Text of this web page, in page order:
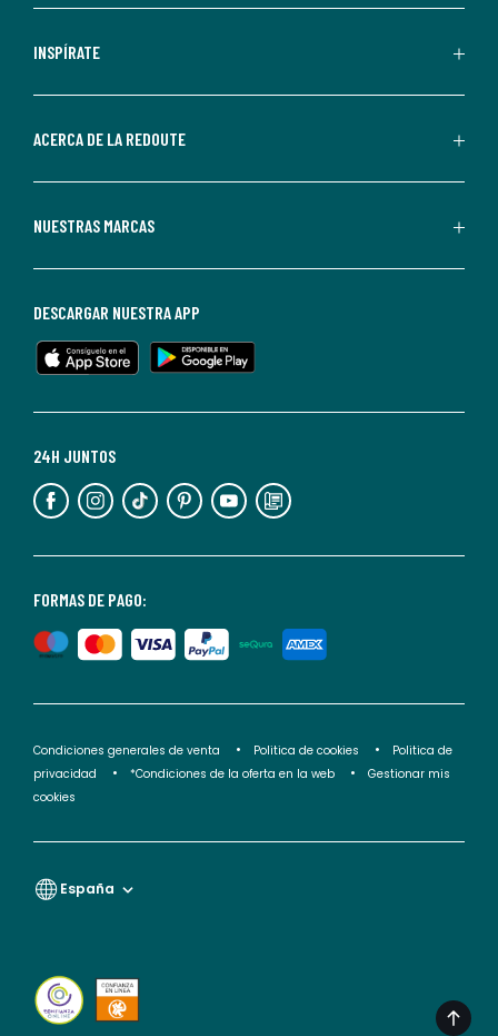
comerciales
personalizadas
parte
Redoute.
de
en
cualquier
Para
información,
puedes
nuestra
de
privacidad</2>.
INSPÍRATE
ACERCA DE LA REDOUTE
NUESTRAS MARCAS
FORMAS DE PAGO:
24H JUNTOS
DESCARGAR NUESTRA APP
Condiciones generales de venta Politica de cookies
Politica de
privacidad
*Condiciones de la oferta en la web
Gestionar mis
cookies
España